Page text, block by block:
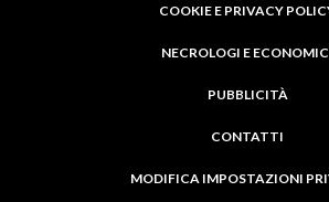
COOKIE E PRIVACY
NECROLOGI E
PUBBLICITÀ
CONTATTI
MODIFICA IMPOSTAZIONI